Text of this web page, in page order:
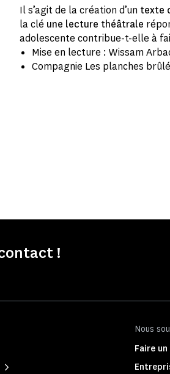
Il s’agit de la création d’un texte
la clé une lecture théâtrale
adolescente contribue-t-elle à
Mise en lecture : Wissam
Compagnie Les planches
!
Nous
Faire